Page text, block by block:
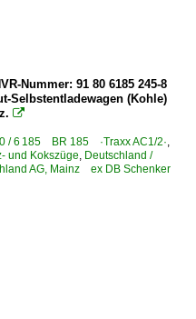
Nummer: 91 80 6185 245-8
Selbstentladewagen (Kohle)

/ 6 185 BR 185 ·Traxx AC1/2·,
und Kokszüge, Deutschland /
AG, Mainz ex DB Schenker